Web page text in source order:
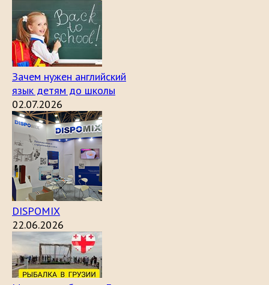
Зачем нужен английский
язык детям до школы
02.07.2026
DISPOMIX
22.06.2026